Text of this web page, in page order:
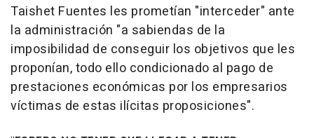
Taishet Fuentes les prometían "interceder" ante
la administración "a sabiendas de la
imposibilidad de conseguir los objetivos que les
proponían, todo ello condicionado al pago de
prestaciones económicas por los empresarios
víctimas de estas ilícitas proposiciones".